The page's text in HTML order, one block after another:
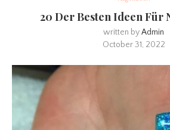
20 Der Besten Ideen Für
written byAdmin
October 31, 2022